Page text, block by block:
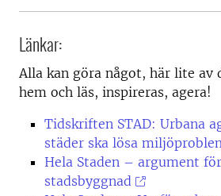
Länkar:
Alla kan göra något, här lite av
hem och läs, inspireras, agera!
Tidskriften STAD: Urbana
städer ska lösa
Hela Staden – argument
stadsbyggnad